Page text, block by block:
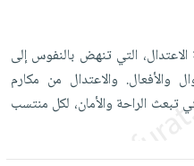
التي تنهض بالنفوس إلى
والأفعال. والاعتدال من مكارم
تبعث الراحة والأمان، لكل منتسب